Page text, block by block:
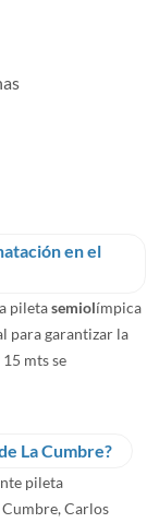
en el
piletasemiolímpica
para garantizar la
mts se
La Cumbre?
pileta
Carlos